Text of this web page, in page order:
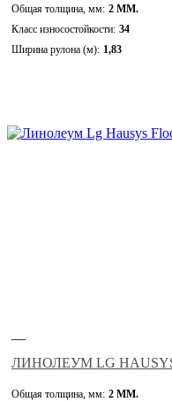
Общая толщина, мм: 2 ММ.
Класс износостойкости: 34
Ширина рулона (м): 1,83
—
ЛИНОЛЕУМ LG HAUSYS
Общая толщина, мм: 2 ММ.